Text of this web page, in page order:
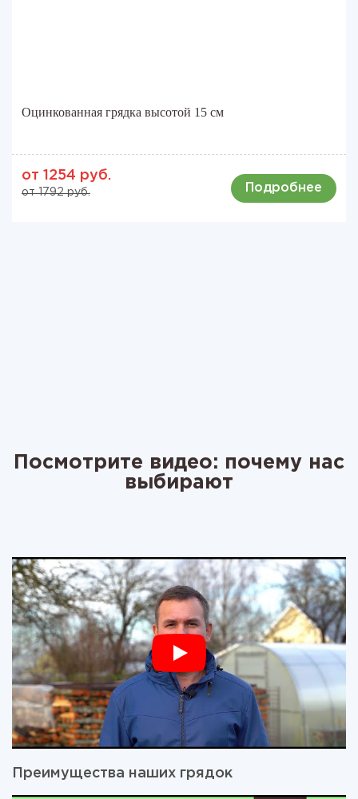
Оцинкованная грядка высотой 15 см
от 1254 руб.
от 1792 руб. Подробнее
Посмотрите видео: почему нас
выбирают
Преимущества наших грядок